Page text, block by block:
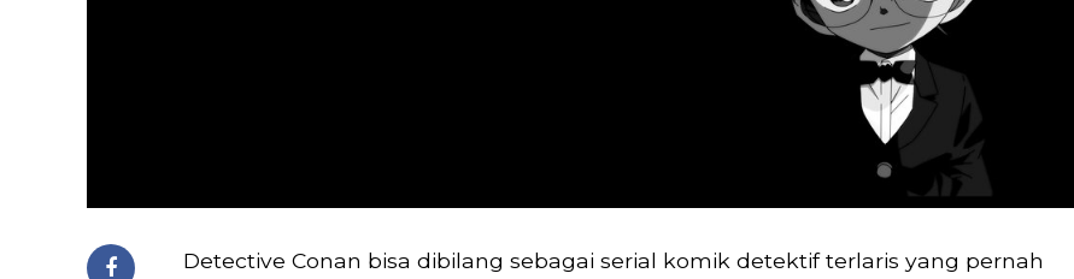
Detective Conan bisa dibilang sebagai serial komik detektif terlaris yang pernah